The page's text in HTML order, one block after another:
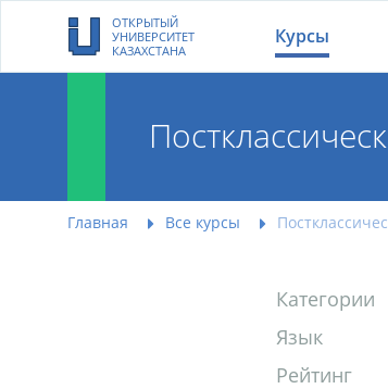
ОТКРЫТЫЙ
УНИВЕРСИТЕТ
КАЗАХСТАНА
Курсы
Главная Все курсы
Категории
Язык
Рейтинг